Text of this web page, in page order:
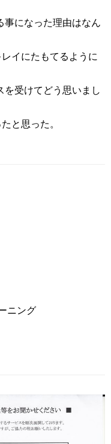
事になった理由はなん
イにたもてるように
を受けてどう思いまし
と思った。
ニング